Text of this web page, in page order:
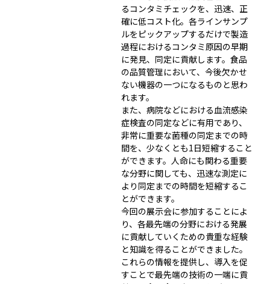
るコンタミチェックを、迅速、正
確に低コスト化。各ラインサンプ
ルをピックアップするだけで製造
過程におけるコンタミ原因の早期
に発見、同定に貢献します。食品
の品質管理において、今後欠かせ
ない機器の一つになるものと思わ
れます。
また、病院などにおける血流感染
症検査の同定などに有用であり、
非常に重要な菌種の同定までの時
間を、少なくとも1日短縮すること
ができます。人命にも関わる重要
な分野に関しても、迅速な測定に
より同定までの時間を短縮するこ
とができます。
今回の展示会に参加することによ
り、各最先端の分野における発展
に貢献していくための貴重な経験
と知識を得ることができました。
これらの情報を提供し、導入を促
すことで最先端の技術の一端に貢